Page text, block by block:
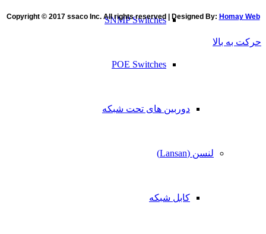
SNMP Switches
POE Switches
دوربین های تحت شبکه
لنسن (Lansan)
کابل شبکه
Copyright © 2017 ssaco Inc. All rights reserved | Designed By: Homay Web
حرکت به بالا